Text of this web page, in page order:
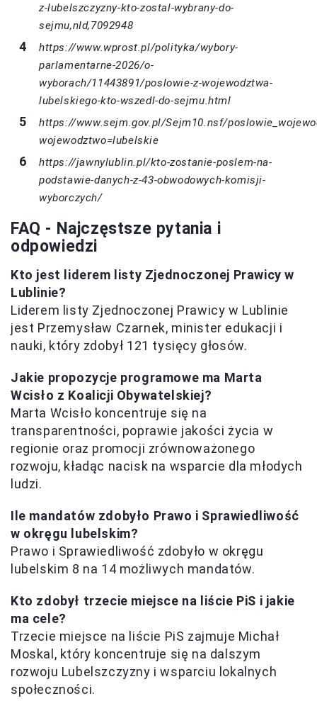
z-lubelszczyzny-kto-zostal-wybrany-do-
sejmu,nId,7092948
https://www.wprost.pl/polityka/wybory-
parlamentarne-2026/o-
wyborach/11443891/poslowie-z-wojewodztwa-
lubelskiego-kto-wszedl-do-sejmu.html
https://www.sejm.gov.pl/Sejm10.nsf/
wojewodztwo=lubelskie
https://jawnylublin.pl/kto-zostanie-poslem-na-
podstawie-danych-z-43-obwodowych-komisji-
wyborczych/
FAQ - Najczęstsze pytania i
odpowiedzi
Kto jest liderem listy Zjednoczonej Prawicy w
Lublinie?
Liderem listy Zjednoczonej Prawicy w Lublinie
jest Przemysław Czarnek, minister edukacji i
nauki, który zdobył 121 tysięcy głosów.
Jakie propozycje programowe ma Marta
Wcisło z Koalicji Obywatelskiej?
Marta Wcisło koncentruje się na
transparentności, poprawie jakości życia w
regionie oraz promocji zrównoważonego
rozwoju, kładąc nacisk na wsparcie dla młodych
ludzi.
Ile mandatów zdobyło Prawo i Sprawiedliwość
w okręgu lubelskim?
Prawo i Sprawiedliwość zdobyło w okręgu
lubelskim 8 na 14 możliwych mandatów.
Kto zdobył trzecie miejsce na liście PiS i jakie
ma cele?
Trzecie miejsce na liście PiS zajmuje Michał
Moskal, który koncentruje się na dalszym
rozwoju Lubelszczyzny i wsparciu lokalnych
społeczności.